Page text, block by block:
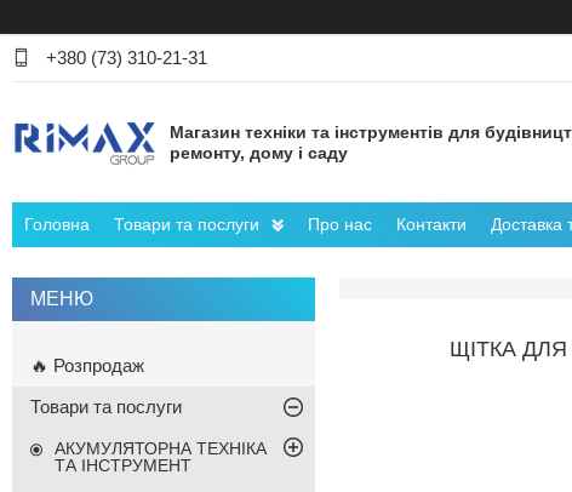
+380 (73) 310-21-31
Магазин техніки та інструментів для
ремонту, дому і саду
Головна Товари та послуги Про нас Контакти Доставка
ЩІТКА ДЛЯ
🔥 Розпродаж
Товари та послуги
АКУМУЛЯТОРНА ТЕХНІКА
ТА ІНСТРУМЕНТ